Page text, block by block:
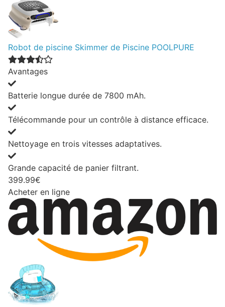
Robot de piscine Skimmer de Piscine POOLPURE
Avantages
Batterie longue durée de 7800 mAh.
Télécommande pour un contrôle à distance efficace.
Nettoyage en trois vitesses adaptatives.
Grande capacité de panier filtrant.
399.99€
Acheter en ligne